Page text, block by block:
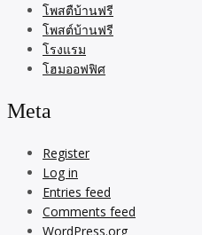
โพสตืบ้านฟรี
โพสต์บ้านฟรี
โรงแรม
โฮมออฟฟิศ
Meta
Register
Log in
Entries feed
Comments feed
WordPress.org